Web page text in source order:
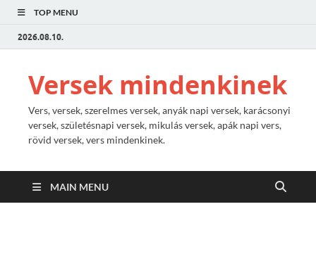
TOP MENU
2026.08.10.
Versek mindenkinek
Vers, versek, szerelmes versek, anyák napi versek, karácsonyi
versek, születésnapi versek, mikulás versek, apák napi vers,
rövid versek, vers mindenkinek.
MAIN MENU